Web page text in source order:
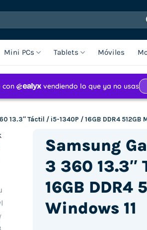
Mini PCs Tablets Móviles
Táctil / i5-1340P / 16GB DDR4 512GB
Samsung
3 360
16GB DDR4
Windows 11